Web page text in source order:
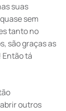
suas
sem
tanto no
são graças as
Então tá
outros